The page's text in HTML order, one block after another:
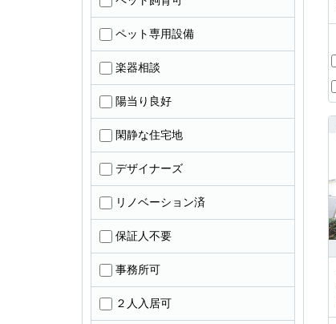
ペット専用設備
楽器相談
陽当り良好
閑静な住宅地
デザイナーズ
リノベーション済
保証人不要
事務所可
２人入居可